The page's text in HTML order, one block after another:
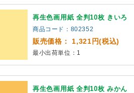
再生色画用紙 全判10枚 きいろ
商品コード：802352
販売価格： 1,321円(税込)
最小出荷単位：1
再生色画用紙 全判10枚 みかん